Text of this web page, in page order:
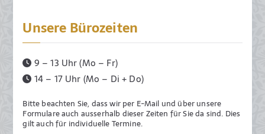
0
u
l
2
0
Unsere Bürozeiten
9 – 13 Uhr (Mo – Fr)
14 – 17 Uhr (Mo – Di + Do)
Bitte beachten Sie, dass wir per E-Mail und über unsere
Formulare auch ausserhalb dieser Zeiten für Sie da sind. Dies
gilt auch für individuelle Termine.